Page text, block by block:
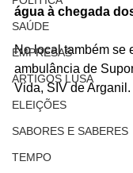
SAÚDE
EMPRESAS
ARTIGOS LUSA
ELEIÇÕES
SABORES E SABERES
TEMPO
água à chegada
No local também se
ambulância de
Vida, SIV de Arganil.